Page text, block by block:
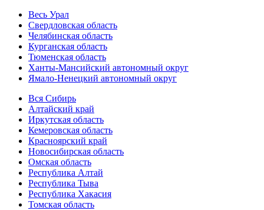
Весь Урал
Свердловская область
Челябинская область
Курганская область
Тюменская область
Ханты-Мансийский автономный округ
Ямало-Ненецкий автономный округ
Вся Сибирь
Алтайский край
Иркутская область
Кемеровская область
Красноярский край
Новосибирская область
Омская область
Республика Алтай
Республика Тыва
Республика Хакасия
Томская область